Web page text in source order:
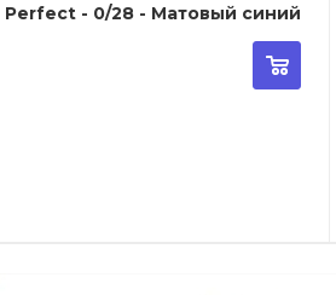
Wella Professional Koleston Perfect - 0/28 - Матовый синий